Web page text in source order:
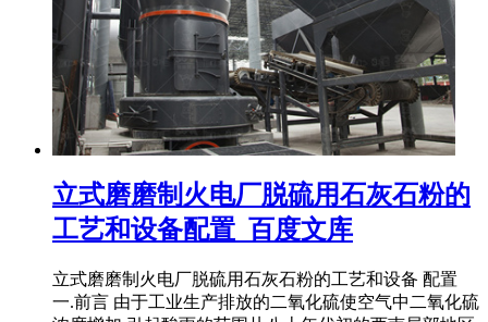
立式磨磨制火电厂脱硫用石灰石粉的
工艺和设备配置_百度文库
立式磨磨制火电厂脱硫用石灰石粉的工艺和设备 配置
一.前言 由于工业生产排放的二氧化硫使空气中二氧化硫